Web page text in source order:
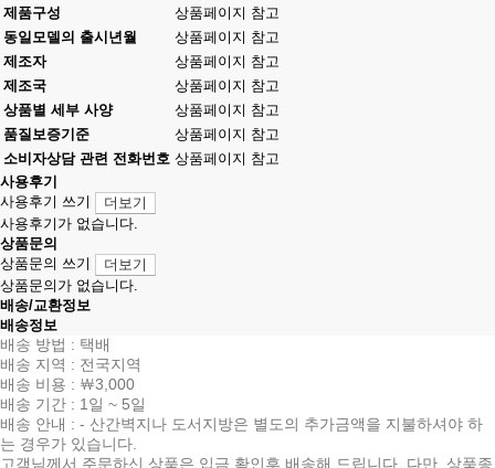
제품구성
상품페이지 참고
동일모델의 출시년월
상품페이지 참고
제조자
상품페이지 참고
제조국
상품페이지 참고
상품별 세부 사양
상품페이지 참고
품질보증기준
상품페이지 참고
소비자상담 관련 전화번호 상품페이지 참고
사용후기
사용후기 쓰기
더보기
사용후기가 없습니다.
상품문의
상품문의 쓰기
더보기
상품문의가 없습니다.
배송/교환정보
배송정보
배송 방법 : 택배
배송 지역 : 전국지역
배송 비용 : ￦3,000
배송 기간 : 1일 ~ 5일
배송 안내 : - 산간벽지나 도서지방은 별도의 추가금액을 지불하셔야 하
는 경우가 있습니다.
고객님께서 주문하신 상품은 입금 확인후 배송해 드립니다. 다만, 상품종